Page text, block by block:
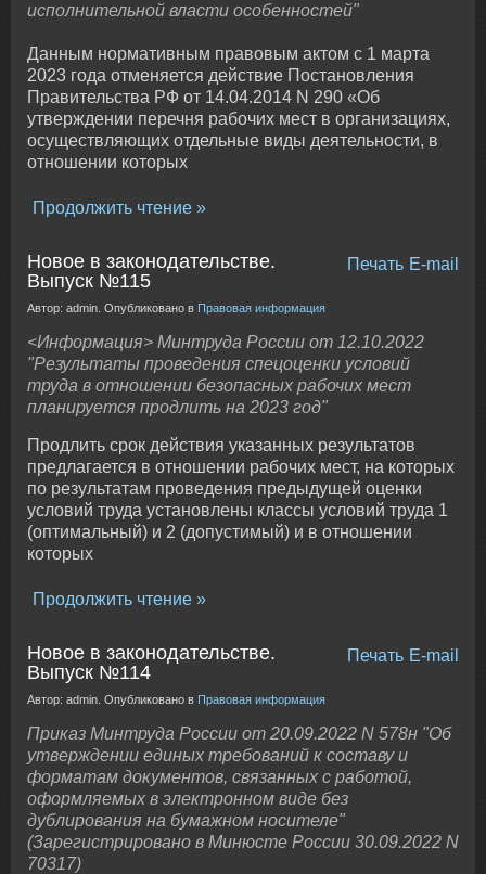
исполнительной власти особенностей"
Данным нормативным правовым актом с 1 марта
2023 года отменяется действие Постановления
Правительства РФ от 14.04.2014 N 290 «Об
утверждении перечня рабочих мест в организациях,
осуществляющих отдельные виды деятельности, в
отношении которых
Продолжить чтение
E-mail
Печать
Новое в законодательстве.
Выпуск №115
Автор: admin. Опубликовано в Правовая информация
<Информация> Минтруда России от 12.10.2022
"Результаты проведения спецоценки условий
труда в отношении безопасных рабочих мест
планируется продлить на 2023 год"
Продлить срок действия указанных результатов
предлагается в отношении рабочих мест, на которых
по результатам проведения предыдущей оценки
условий труда установлены классы условий труда 1
(оптимальный) и 2 (допустимый) и в отношении
которых
Продолжить чтение
E-mail
Печать
Новое в законодательстве.
Выпуск №114
Автор: admin. Опубликовано в Правовая информация
Приказ Минтруда России от 20.09.2022 N 578н "Об
утверждении единых требований к составу и
форматам документов, связанных с работой,
оформляемых в электронном виде без
дублирования на бумажном носителе"
(Зарегистрировано в Минюсте России 30.09.2022 N
70317)